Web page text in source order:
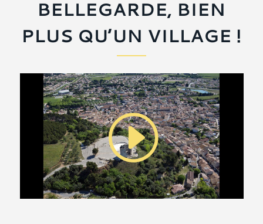
BELLEGARDE, BIEN
PLUS QU’UN VILLAGE !